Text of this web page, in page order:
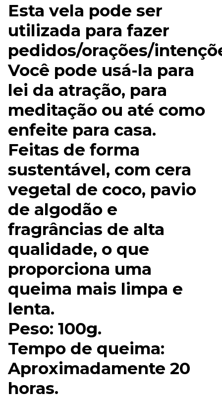
Esta vela pode ser
utilizada para fazer
pedidos/orações/
Você pode usá-la para
lei da atração, para
meditação ou até como
enfeite para casa.
Feitas de forma
sustentável, com cera
vegetal de coco, pavio
de algodão e
fragrâncias de alta
qualidade, o que
proporciona uma
queima mais limpa e
lenta.
Peso: 100g.
Tempo de queima:
Aproximadamente 20
horas.